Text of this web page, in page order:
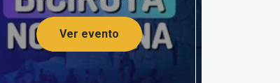
Ver evento